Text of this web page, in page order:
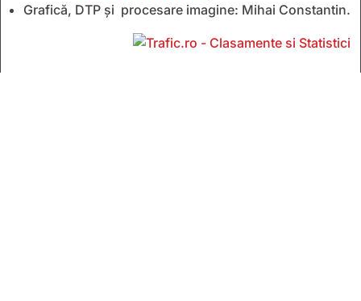
Grafică, DTP și procesare imagine: Mihai Constantin.